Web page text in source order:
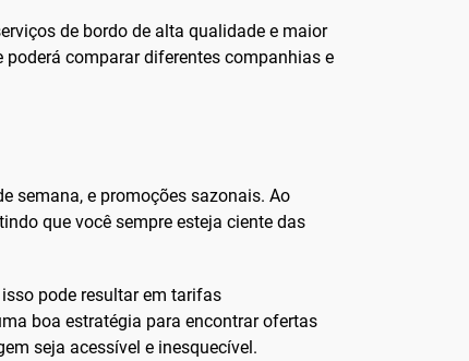
de bordo de alta qualidade e maior
poderá comparar diferentes companhias e
semana, e promoções sazonais. Ao
que você sempre esteja ciente das
pode resultar em tarifas
boa estratégia para encontrar ofertas
seja acessível e inesquecível.